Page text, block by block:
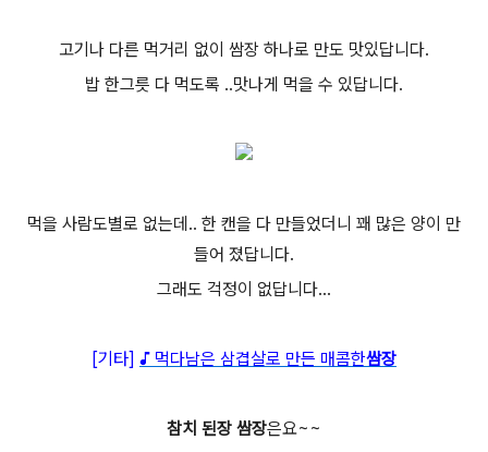
고기나 다른 먹거리 없이 쌈장 하나로 만도 맛있답니다.
밥 한그릇 다 먹도록 ..맛나게 먹을 수 있답니다.
먹을 사람도별로 없는데.. 한 캔을 다 만들었더니 꽤 많은 양이 만
들어 졌답니다.
그래도 걱정이 없답니다...
[기타] ♪ 먹다남은 삼겹살로 만든 매콤한쌈장
참치 된장 쌈장은요~~